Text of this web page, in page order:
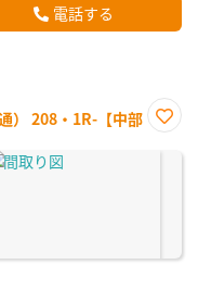
電話する
） 208・1R-【中部
に入